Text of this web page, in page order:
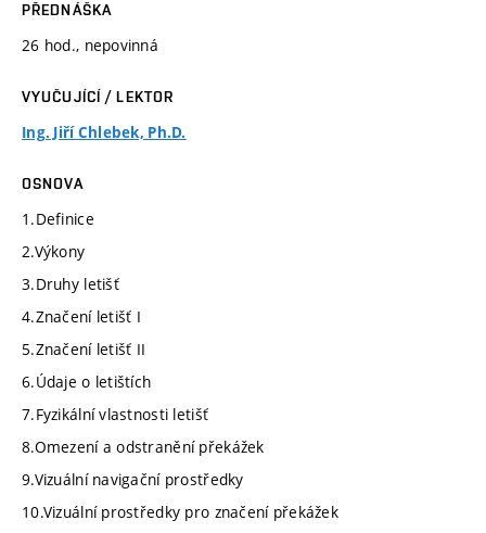
PŘEDNÁŠKA
26 hod., nepovinná
VYUČUJÍCÍ / LEKTOR
Ing. Jiří Chlebek, Ph.D.
OSNOVA
1.Definice
2.Výkony
3.Druhy letišť
4.Značení letišť I
5.Značení letišť II
6.Údaje o letištích
7.Fyzikální vlastnosti letišť
8.Omezení a odstranění překážek
9.Vizuální navigační prostředky
10.Vizuální prostředky pro značení překážek